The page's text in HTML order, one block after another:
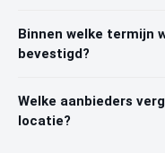
Binnen welke termijn
bevestigd?
Welke aanbieders
locatie?